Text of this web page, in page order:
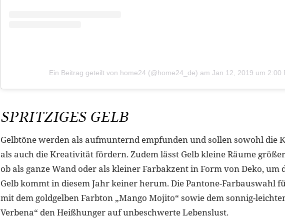
Ein Beitrag geteilt von home24 (@home24_de) am Jan 12, 2019 um 2:00
SPRITZIGES GELB
Gelbtöne werden als aufmunternd empfunden und sollen sowohl die
als auch die Kreativität fördern. Zudem lässt Gelb kleine Räume
ob als ganze Wand oder als kleiner Farbakzent in Form von Deko, um
Gelb kommt in diesem Jahr keiner herum. Die Pantone-Farbauswahl
mit dem goldgelben Farbton „Mango Mojito“ sowie dem sonnig-
Verbena“ den Heißhunger auf unbeschwerte Lebenslust.